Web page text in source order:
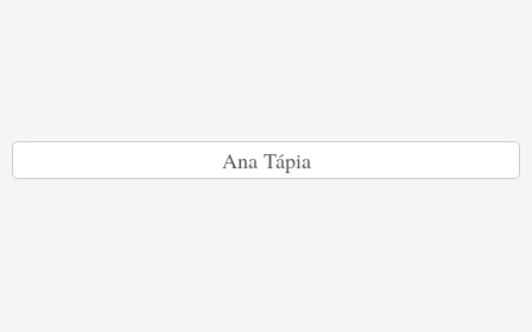
Ana Tápia